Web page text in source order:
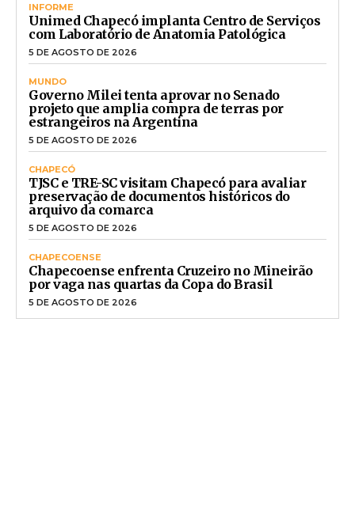
INFORME
Unimed Chapecó implanta Centro de Serviços
com Laboratório de Anatomia Patológica
5 DE AGOSTO DE 2026
MUNDO
Governo Milei tenta aprovar no Senado
projeto que amplia compra de terras por
estrangeiros na Argentina
5 DE AGOSTO DE 2026
CHAPECÓ
TJSC e TRE-SC visitam Chapecó para avaliar
preservação de documentos históricos do
arquivo da comarca
5 DE AGOSTO DE 2026
CHAPECOENSE
Chapecoense enfrenta Cruzeiro no Mineirão
por vaga nas quartas da Copa do Brasil
5 DE AGOSTO DE 2026